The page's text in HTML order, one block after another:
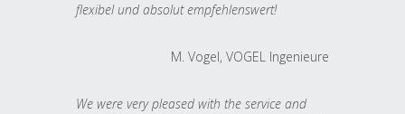
flexibel und absolut empfehlenswert!
M. Vogel, VOGEL Ingenieure
We were very pleased with the service and